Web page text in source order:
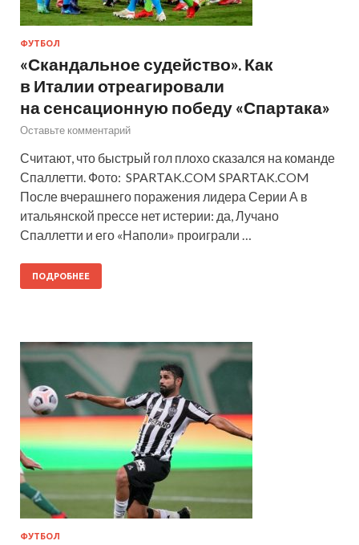
ФУТБОЛ
«Скандальное судейство». Как
в Италии отреагировали
на сенсационную победу «Спартака»
Оставьте комментарий
Считают, что быстрый гол плохо сказался на команде
Спаллетти. Фото: SPARTAK.COM SPARTAK.COM
После вчерашнего поражения лидера Серии А в
итальянской прессе нет истерии: да, Лучано
Спаллетти и его «Наполи» проиграли …
ПОДРОБНЕЕ
ФУТБОЛ